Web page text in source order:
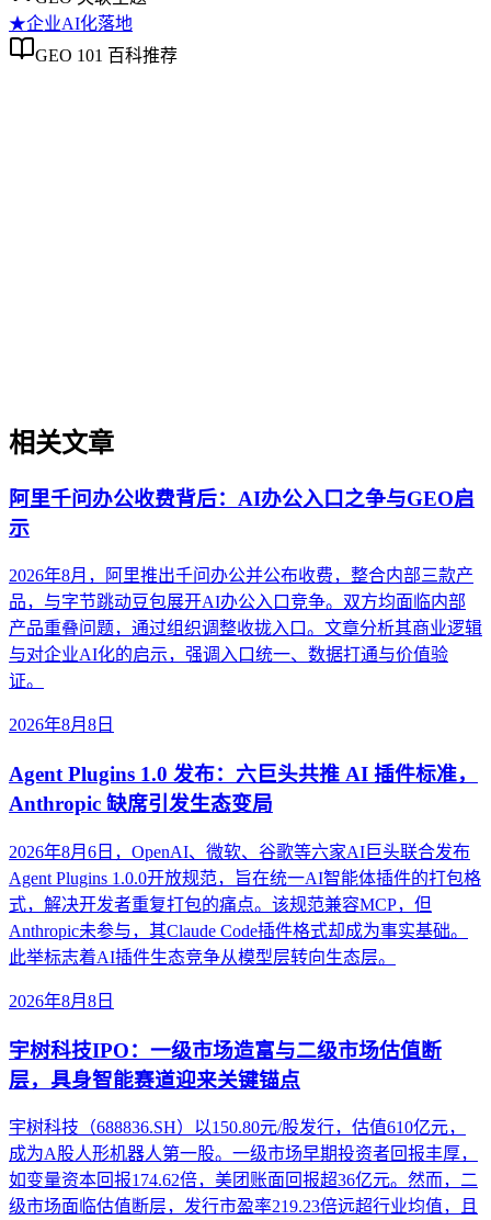
★企业AI化落地
GEO 101 百科推荐
相关文章
阿里千问办公收费背后：AI办公入口之争与GEO启
示
2026年8月，阿里推出千问办公并公布收费，整合内部三款产
品，与字节跳动豆包展开AI办公入口竞争。双方均面临内部
产品重叠问题，通过组织调整收拢入口。文章分析其商业逻辑
与对企业AI化的启示，强调入口统一、数据打通与价值验
证。
2026年8月8日
Agent Plugins 1.0 发布：六巨头共推 AI 插件标准，
Anthropic 缺席引发生态变局
2026年8月6日，OpenAI、微软、谷歌等六家AI巨头联合发布
Agent Plugins 1.0.0开放规范，旨在统一AI智能体插件的打包格
式，解决开发者重复打包的痛点。该规范兼容MCP，但
Anthropic未参与，其Claude Code插件格式却成为事实基础。
此举标志着AI插件生态竞争从模型层转向生态层。
2026年8月8日
宇树科技IPO：一级市场造富与二级市场估值断
层，具身智能赛道迎来关键锚点
宇树科技（688836.SH）以150.80元/股发行，估值610亿元，
成为A股人形机器人第一股。一级市场早期投资者回报丰厚，
如变量资本回报174.62倍，美团账面回报超36亿元。然而，二
级市场面临估值断层，发行市盈率219.23倍远超行业均值，且